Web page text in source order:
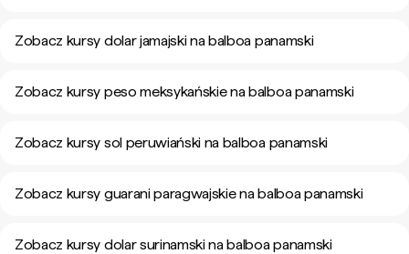
Zobacz kursy dolar jamajski na balboa panamski
Zobacz kursy peso meksykańskie na balboa panamski
Zobacz kursy sol peruwiański na balboa panamski
Zobacz kursy guarani paragwajskie na balboa panamski
Zobacz kursy dolar surinamski na balboa panamski